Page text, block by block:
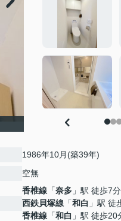
1986年10月(築39年)
空無
香椎線 「奈多 」駅 徒歩7分
西鉄貝塚線 「和白 」駅 徒
香椎線 「和白 」駅 徒歩20